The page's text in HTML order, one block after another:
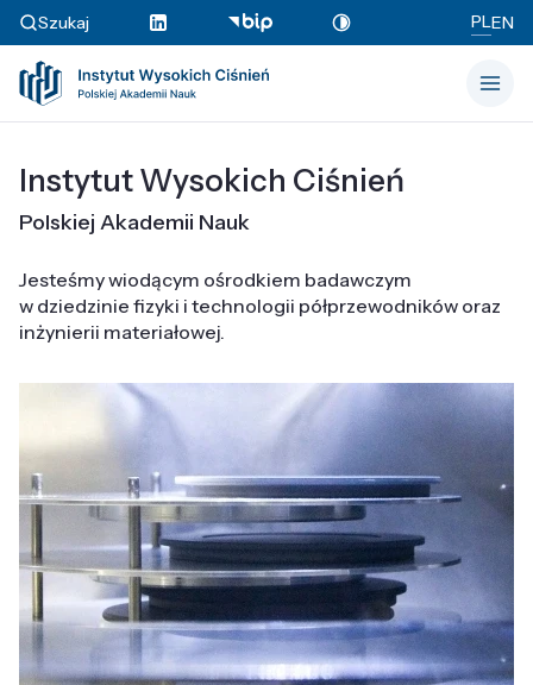
Szukaj PLEN
Instytut Wysokich Ciśnień
Polskiej Akademii Nauk
Jesteśmy wiodącym ośrodkiem badawczym
w dziedzinie fizyki i technologii półprzewodników oraz
inżynierii materiałowej.